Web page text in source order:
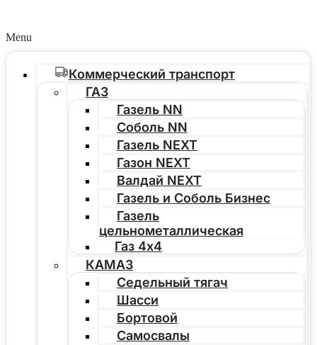
Menu
Коммерческий транспорт
ГАЗ
Газель NN
Соболь NN
Газель NEXT
Газон NEXT
Валдай NEXT
Газель и Соболь Бизнес
Газель
цельнометаллическая
Газ 4х4
КАМАЗ
Седельный тягач
Шасси
Бортовой
Самосвалы